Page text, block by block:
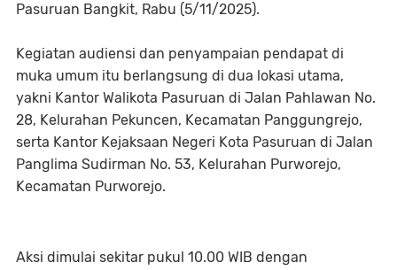
Pasuruan Bangkit, Rabu (5/11/2025).
Kegiatan audiensi dan penyampaian pendapat di
muka umum itu berlangsung di dua lokasi utama,
yakni Kantor Walikota Pasuruan di Jalan Pahlawan No.
28, Kelurahan Pekuncen, Kecamatan Panggungrejo,
serta Kantor Kejaksaan Negeri Kota Pasuruan di Jalan
Panglima Sudirman No. 53, Kelurahan Purworejo,
Kecamatan Purworejo.
Aksi dimulai sekitar pukul 10.00 WIB dengan